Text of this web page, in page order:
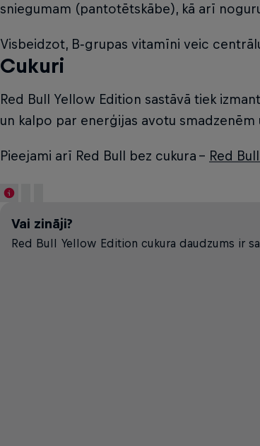
sniegumam (pantotētskābe), kā arī
Visbeidzot, B‑grupas vitamīni veic
Cukuri
Red Bull Yellow Edition sastāvā tiek
un kalpo par enerģijas avotu smadzenēm
Pieejami arī Red Bull bez cukura – Red
Vai zināji?
Red Bull Yellow Edition cukura daudzums ir